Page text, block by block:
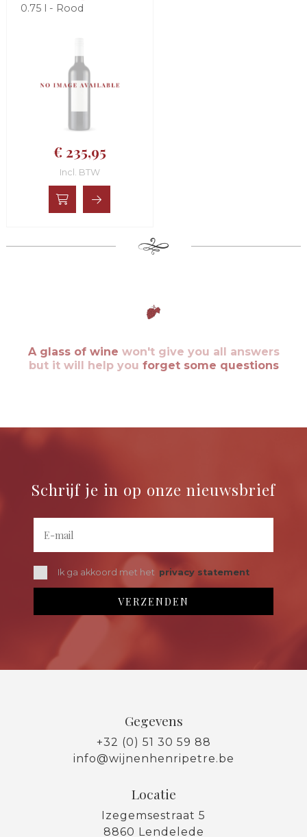
0.75 l - Rood
€ 235,95
Incl. BTW
A glass of wine won't give you all answers
but it will help you forget some questions
Schrijf je in op onze nieuwsbrief
Ik ga akkoord met het privacy statement
Gegevens
+32 (0) 51 30 59 88
info@wijnenhenripetre.be
Locatie
Izegemsestraat 5
8860 Lendelede